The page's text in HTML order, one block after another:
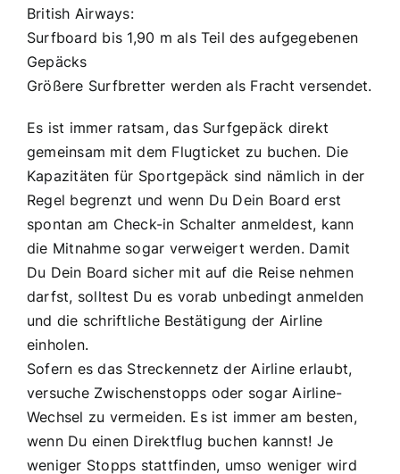
British Airways:
Surfboard bis 1,90 m als Teil des aufgegebenen
Gepäcks
Größere Surfbretter werden als Fracht versendet.
Es ist immer ratsam, das Surfgepäck direkt
gemeinsam mit dem Flugticket zu buchen. Die
Kapazitäten für Sportgepäck sind nämlich in der
Regel begrenzt und wenn Du Dein Board erst
spontan am Check-in Schalter anmeldest, kann
die Mitnahme sogar verweigert werden. Damit
Du Dein Board sicher mit auf die Reise nehmen
darfst, solltest Du es vorab unbedingt anmelden
und die schriftliche Bestätigung der Airline
einholen.
Sofern es das Streckennetz der Airline erlaubt,
versuche Zwischenstopps oder sogar Airline-
Wechsel zu vermeiden. Es ist immer am besten,
wenn Du einen Direktflug buchen kannst! Je
weniger Stopps stattfinden, umso weniger wird